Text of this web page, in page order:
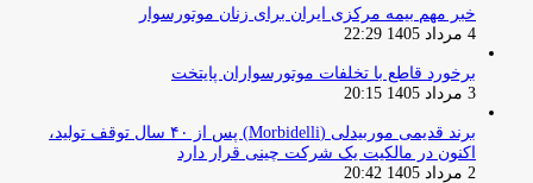
خبر مهم بیمه مرکزی ایران برای زنان موتورسوار
4 مرداد 1405 22:29
برخورد قاطع با تخلفات موتورسواران پایتخت
3 مرداد 1405 20:15
برند قدیمی موربیدلی (Morbidelli) پس از ۴۰ سال توقف تولید،
اکنون در مالکیت یک شرکت چینی قرار دارد
2 مرداد 1405 20:42